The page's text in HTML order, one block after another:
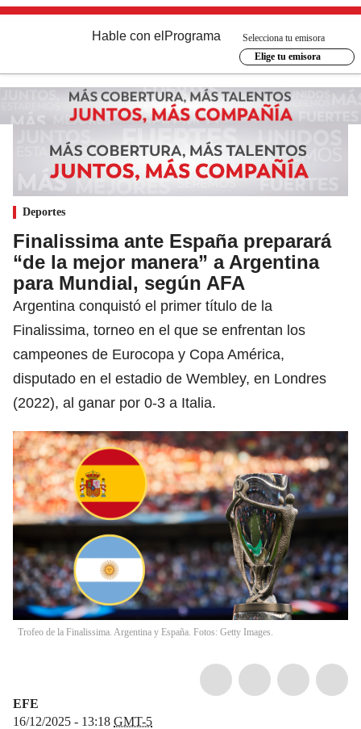
Hable con el Programa
Selecciona tu emisora
Elige tu emisora
Deportes
Finalissima ante España preparará
“de la mejor manera” a Argentina
para Mundial, según AFA
Argentina conquistó el primer título de la
Finalissima, torneo en el que se enfrentan los
campeones de Eurocopa y Copa América,
disputado en el estadio de Wembley, en Londres
(2022), al ganar por 0-3 a Italia.
Trofeo de la Finalissima. Argentina y España. Fotos: Getty Images.
EFE
16/12/2025 - 13:18 GMT-5